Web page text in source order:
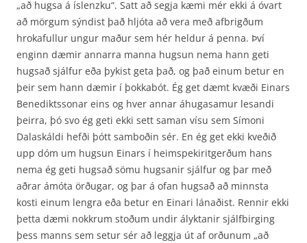
„að hugsa á íslenzku“. Satt að segja kæmi mér ekki á óvart
að mörgum sýndist það hljóta að vera með afbrigðum
hrokafullur ungur maður sem hér heldur á penna. Því
enginn dæmir annarra manna hugsun nema hann geti
hugsað sjálfur eða þykist geta það, og það einum betur en
þeir sem hann dæmir í þokkabót. Ég get dæmt kvæði Einars
Benediktssonar eins og hver annar áhugasamur lesandi
þeirra, þó svo ég geti ekki sett saman vísu sem Símoni
Dalaskáldi hefði þótt samboðin sér. En ég get ekki kveðið
upp dóm um hugsun Einars í heim­spekiritgerðum hans
nema ég geti hugsað sömu hugsanir sjálfur og þar með
aðrar ámóta örðugar, og þar á ofan hugsað að minnsta
kosti einum lengra eða betur en Einari lánaðist. Rennir ekki
þetta dæmi nokkrum stoðum undir ályktanir sjálfbirging
þess manns sem setur sér að leggja út af orðunum „að